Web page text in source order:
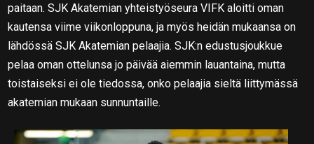
paitaan. SJK Akatemian yhteistyöseura VIFK aloitti oman
kautensa viime viikonloppuna, ja myös heidän mukaansa on
lähdössä SJK Akatemian pelaajia. SJK:n edustusjoukkue
pelaa oman ottelunsa jo päivää aiemmin lauantaina, mutta
toistaiseksi ei ole tiedossa, onko pelaajia sieltä liittymässä
akatemian mukaan sunnuntaille.